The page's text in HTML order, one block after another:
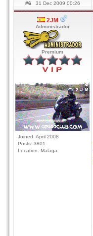
#6 31 Dec 2009 00:26
2JM
Administrador
Premium
Joined: April 2008
Posts: 3801
Location: Malaga